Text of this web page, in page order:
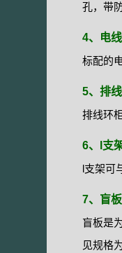
孔，带
4、电
标配的
5、排
排线环
6、l支
l支架可
7、盲板
盲板是
见规格